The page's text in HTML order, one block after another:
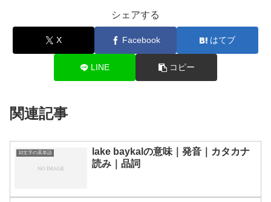
シェアする
X Facebook はてブ
LINE コピー
関連記事
10文字の英単語
lake baykalの意味｜発音｜カタカナ
読み｜品詞